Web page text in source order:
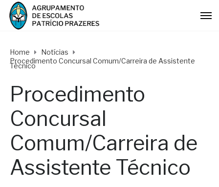
Home
Notícias
Procedimento Concursal Comum/Carreira de Assistente
Técnico
Procedimento
Concursal
Comum/Carreira de
Assistente Técnico